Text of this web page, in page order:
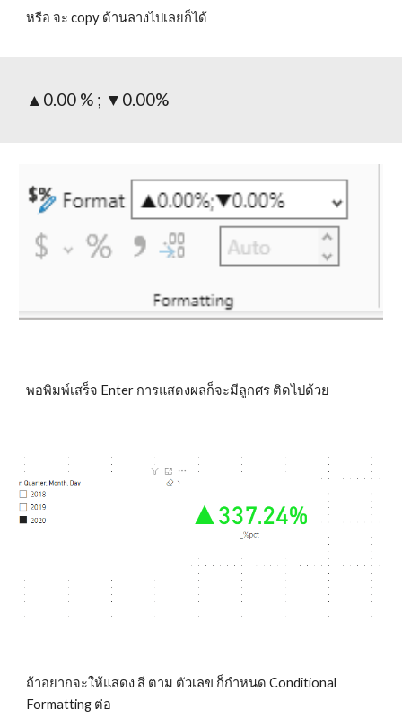
หรือ จะ copy ด้านลางไปเลยก็ได้
▲0.00 % ; ▼0.00%
พอพิมพ์เสร็จ Enter การแสดงผลก็จะมีลูกศร ติดไปด้วย
ถ้าอยากจะให้แสดง สี ตาม ตัวเลข ก็กำหนด Conditional
Formatting ต่อ